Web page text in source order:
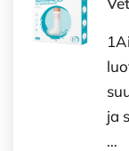
ja
…